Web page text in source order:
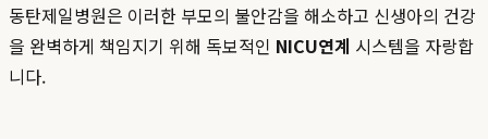
동탄제일병원은 이러한 부모의 불안감을 해소하고 신생아의 건강
을 완벽하게 책임지기 위해 독보적인 NICU연계 시스템을 자랑합
니다.